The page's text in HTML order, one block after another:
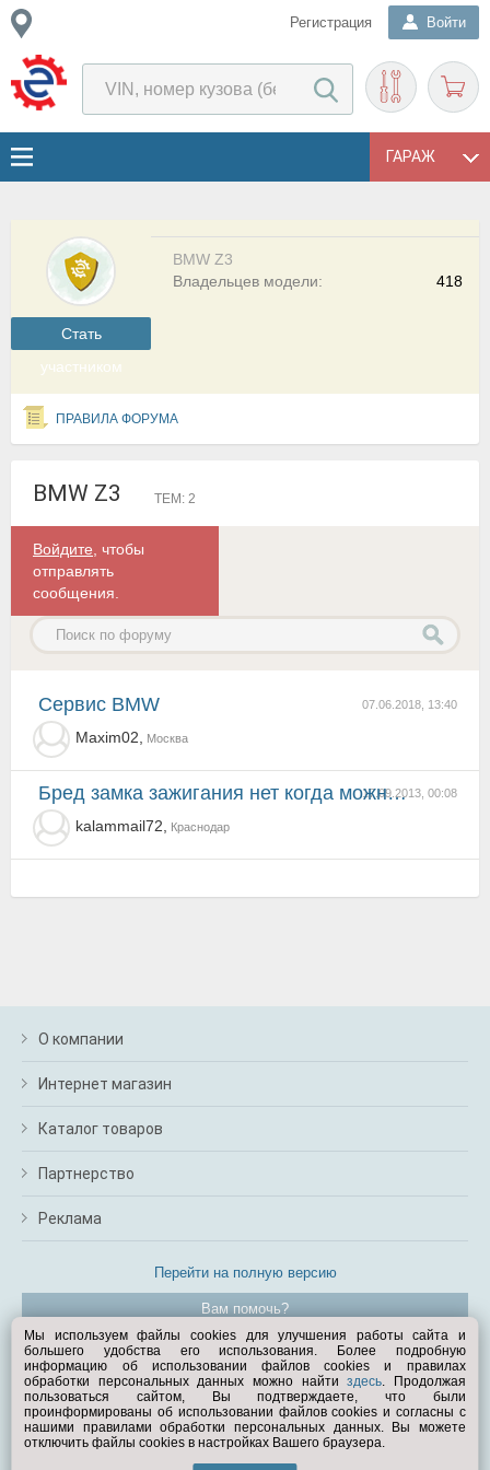
Регистрация Войти
ГАРАЖ
Cтать
участником
BMW Z3
418
Владельцев модели:
ПРАВИЛА ФОРУМА
BMW Z3 ТЕМ: 2
Войдите , чтобы
отправлять
сообщения.
07.06.2018, 13:40
Сервис BMW
Maxim02, Москва
17.09.2013, 00:08
бред замка зажигания нет когда можно найти 36 года практически все что хочешь
kalammail72, Краснодар
О компании
Интернет магазин
Каталог товаров
Партнерство
Реклама
Перейти на полную версию
Вам помочь?
© Exist.ru 1998—2026
Мы используем файлы cookies для улучшения работы сайта и
большего удобства его использования. Более подробную
информацию об использовании файлов cookies и правилах
обработки персональных данных можно найтиздесь. Продолжая
пользоваться сайтом, Вы подтверждаете, что были
проинформированы об использовании файлов cookies и согласны с
нашими правилами обработки персональных данных. Вы можете
отключить файлы cookies в настройках Вашего браузера.